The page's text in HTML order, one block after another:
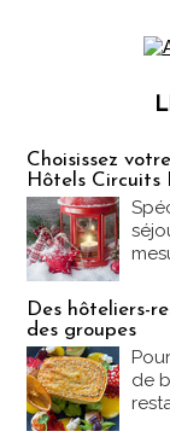
Choisissez
Hôtels Circuits
Des hôteliers-
des groupes
de